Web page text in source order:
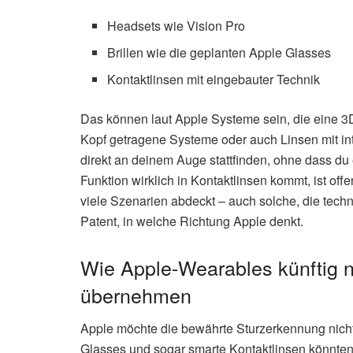
Headsets wie Vision Pro
Brillen wie die geplanten Apple Glasses
Kontaktlinsen mit eingebauter Technik
Das können laut Apple Systeme sein, die eine
Kopf getragene Systeme oder auch Linsen mit
direkt an deinem Auge stattfinden, ohne dass
Funktion wirklich in Kontaktlinsen kommt, ist
viele Szenarien abdeckt – auch solche, die
Patent, in welche Richtung Apple denkt.
Wie Apple-Wearables künftig
übernehmen
Apple möchte die bewährte Sturzerkennung
Glasses und sogar smarte Kontaktlinsen